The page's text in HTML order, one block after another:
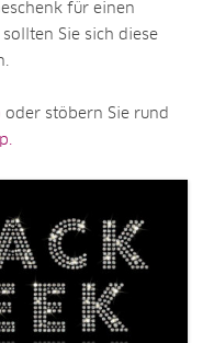
für einen
Sie sich diese
oder stöbern Sie rund